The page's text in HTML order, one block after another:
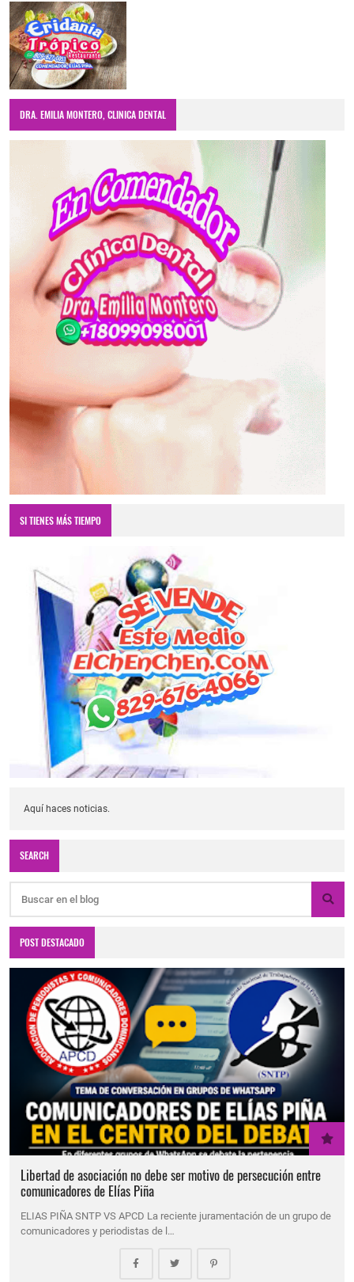
DRA. EMILIA MONTERO, CLINICA DENTAL
SI TIENES MÁS TIEMPO
Aquí haces noticias.
SEARCH
POST DESTACADO
Libertad de asociación no debe ser motivo de persecución entre
comunicadores de Elías Piña
ELIAS PIÑA SNTP VS APCD La reciente juramentación de un grupo de
comunicadores y periodistas de l…